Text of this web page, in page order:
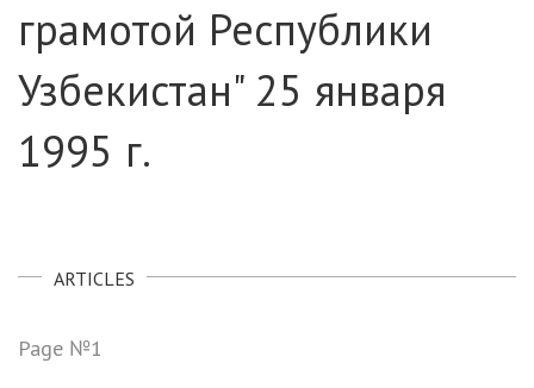
грамотой Республики
Узбекистан" 25 января
1995 г.
ARTICLES
Page №1